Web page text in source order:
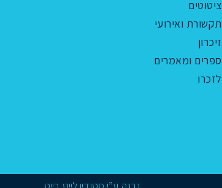
ציטוטים
תקשורת ואירועי
זיכרון
ספרים ומאמרים
לזכרו